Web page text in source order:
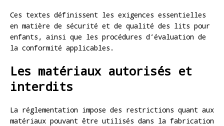
Ces textes définissent les exigences essentielles
en matière de sécurité et de qualité des lits pour
enfants, ainsi que les procédures d’évaluation de
la conformité applicables.
Les matériaux autorisés et
interdits
La réglementation impose des restrictions quant aux
matériaux pouvant être utilisés dans la fabrication